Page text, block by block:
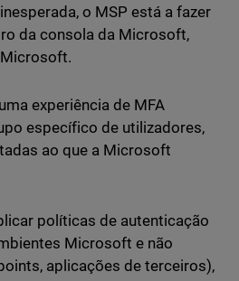
o MSP está a fazer
da consola da Microsoft,
experiência de MFA
específico de utilizadores,
ao que a Microsoft
políticas de autenticação
Microsoft e não
aplicações de terceiros),